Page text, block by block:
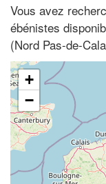
Vous avez
ébénistes
(Nord Pas-de-
+
−